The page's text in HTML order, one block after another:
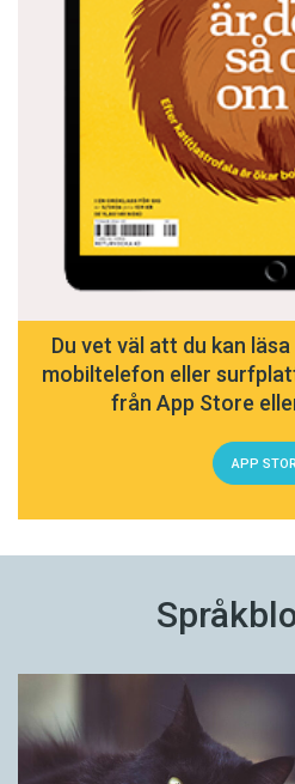
Du vet väl att du kan
mobiltelefon eller
från App Store
APP